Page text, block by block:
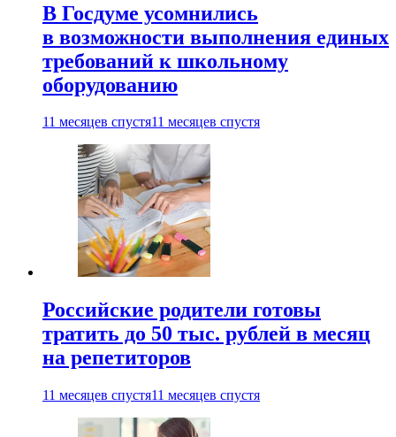
В Госдуме усомнились
в возможности выполнения единых
требований к школьному
оборудованию
11 месяцев спустя11 месяцев спустя
Российские родители готовы
тратить до 50 тыс. рублей в месяц
на репетиторов
11 месяцев спустя11 месяцев спустя